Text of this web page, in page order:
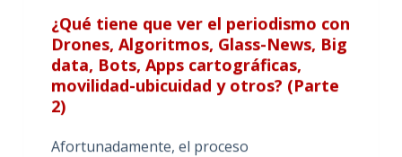
¿Qué tiene que ver el periodismo con
Drones, Algoritmos, Glass-News, Big
data, Bots, Apps cartográficas,
movilidad-ubicuidad y otros? (Parte
2)
Afortunadamente, el proceso